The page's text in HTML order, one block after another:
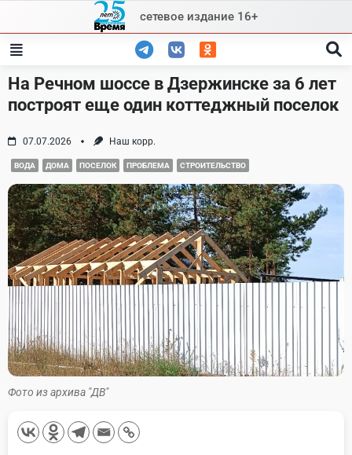
content
сетевое издание 16+
На Речном шоссе в Дзержинске за 6 лет
построят еще один коттеджный поселок
07.07.2026 Наш корр.
ВОДА ДОМА ПОСЕЛОК ПРОБЛЕМА СТРОИТЕЛЬСТВО
Фото из архива "ДВ"